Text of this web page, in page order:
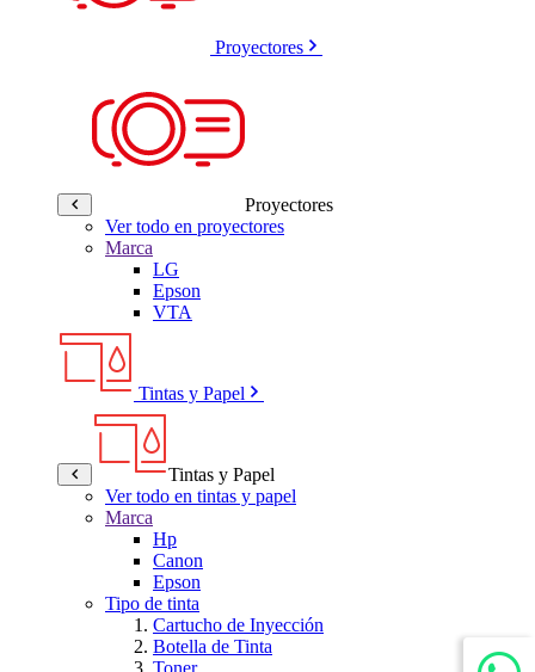
Proyectores
Proyectores
Ver todo en proyectores
Marca
LG
Epson
VTA
Tintas y Papel
Tintas y Papel
Ver todo en tintas y papel
Marca
Hp
Canon
Epson
Tipo de tinta
Cartucho de Inyección
Botella de Tinta
Toner